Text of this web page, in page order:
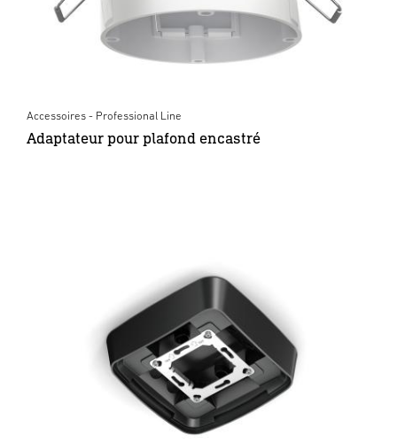
Accessoires - Professional Line
Adaptateur pour plafond encastré